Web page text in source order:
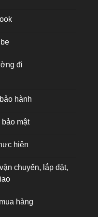
đi
hành
mật
hiện
chuyển, lắp đặt,
hàng